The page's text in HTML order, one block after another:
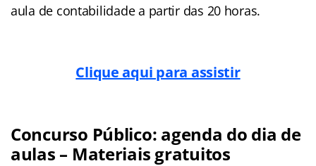
aula de contabilidade a partir das 20 horas.
Clique aqui para assistir
Concurso Público: agenda do dia de
aulas – Materiais gratuitos